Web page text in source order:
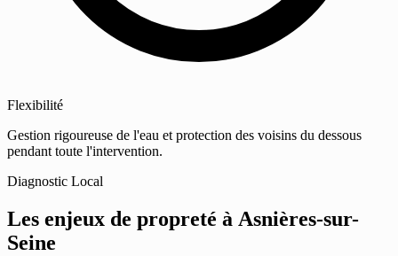
Flexibilité
Gestion rigoureuse de l'eau et protection des voisins du dessous
pendant toute l'intervention.
Diagnostic Local
Les enjeux de propreté à Asnières-sur-
Seine